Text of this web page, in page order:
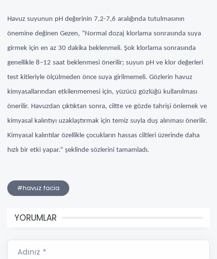
Havuz suyunun pH değerinin 7,2-7,6 aralığında tutulmasının
önemine değinen Gezen, “Normal dozaj klorlama sonrasında suya
girmek için en az 30 dakika beklenmeli. Şok klorlama sonrasında
genellikle 8–12 saat beklenmesi önerilir; suyun pH ve klor değerleri
test kitleriyle ölçülmeden önce suya girilmemeli. Gözlerin havuz
kimyasallarından etkilenmemesi için, yüzücü gözlüğü kullanılması
önerilir. Havuzdan çıktıktan sonra, ciltte ve gözde tahrişi önlemek ve
kimyasal kalıntıyı uzaklaştırmak için temiz suyla duş alınması önerilir.
Kimyasal kalıntılar özellikle çocukların hassas ciltleri üzerinde daha
hızlı bir etki yapar.” şeklinde sözlerini tamamladı.
#havuz facia
YORUMLAR
Adınız *